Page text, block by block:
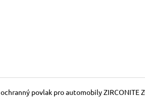
povlak pro automobily ZIRCONITE